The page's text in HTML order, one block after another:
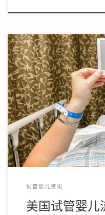
在中国，政策不允许鉴定
机，这让很多对宝宝性别
试管婴儿资讯
美国试管婴